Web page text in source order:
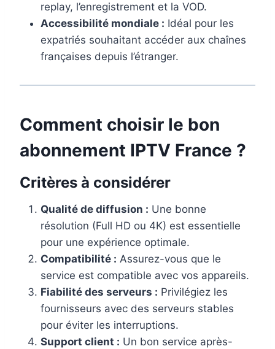
replay, l’enregistrement et la VOD.
Accessibilité mondiale : Idéal pour les
expatriés souhaitant accéder aux chaînes
françaises depuis l’étranger.
Comment choisir le bon
abonnement IPTV France ?
Critères à considérer
Qualité de diffusion : Une bonne
résolution (Full HD ou 4K) est essentielle
pour une expérience optimale.
Compatibilité : Assurez-vous que le
service est compatible avec vos appareils.
Fiabilité des serveurs : Privilégiez les
fournisseurs avec des serveurs stables
pour éviter les interruptions.
Support client : Un bon service après-